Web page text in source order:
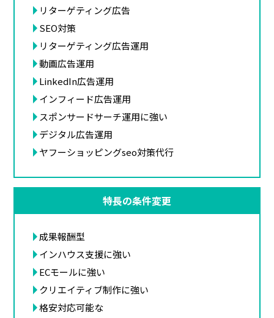
リターゲティング広告
SEO対策
リターゲティング広告運用
動画広告運用
LinkedIn広告運用
インフィード広告運用
スポンサードサーチ運用に強い
デジタル広告運用
ヤフーショッピングseo対策代行
特長の条件変更
成果報酬型
インハウス支援に強い
ECモールに強い
クリエイティブ制作に強い
格安対応可能な